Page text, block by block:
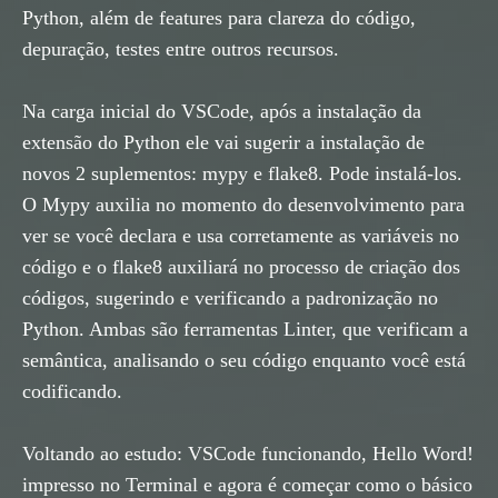
Python, além de features para clareza do código,
depuração, testes entre outros recursos.
Na carga inicial do VSCode, após a instalação da
extensão do Python ele vai sugerir a instalação de
novos 2 suplementos: mypy e flake8. Pode instalá-los.
O Mypy auxilia no momento do desenvolvimento para
ver se você declara e usa corretamente as variáveis no
código e o flake8 auxiliará no processo de criação dos
códigos, sugerindo e verificando a padronização no
Python. Ambas são ferramentas Linter, que verificam a
semântica, analisando o seu código enquanto você está
codificando.
Voltando ao estudo: VSCode funcionando, Hello Word!
impresso no Terminal e agora é começar como o básico